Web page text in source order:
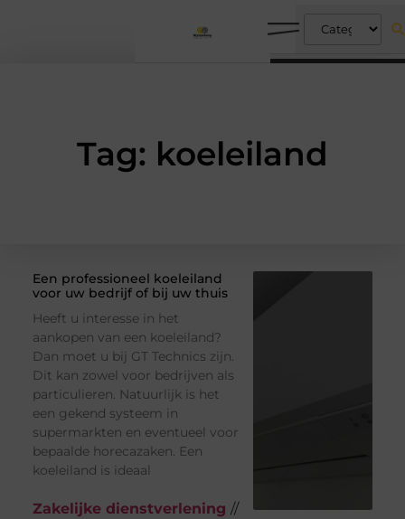
Tag: koeleiland
Een professioneel koeleiland
voor uw bedrijf of bij uw thuis
Heeft u interesse in het
aankopen van een koeleiland?
Dan moet u bij GT Technics zijn.
Dit kan zowel voor bedrijven als
particulieren. Natuurlijk is het
een gekend systeem in
supermarkten en eventueel voor
bepaalde horecazaken. Een
koeleiland is ideaal
Zakelijke dienstverlening //